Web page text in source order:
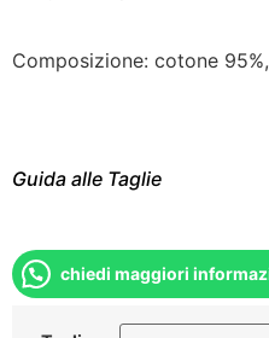
Composizione: cotone
Guida alle Taglie
chiedi maggiori